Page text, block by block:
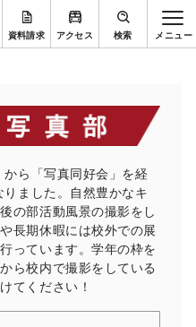
資料請求 アクセス 検索
ら「写真同好会」を経
ました。
自然豊かなキ
の部活動風景の撮影を し
長期休暇には校外での展
っています。学年の枠を
ら校内で撮影をしている
てください！